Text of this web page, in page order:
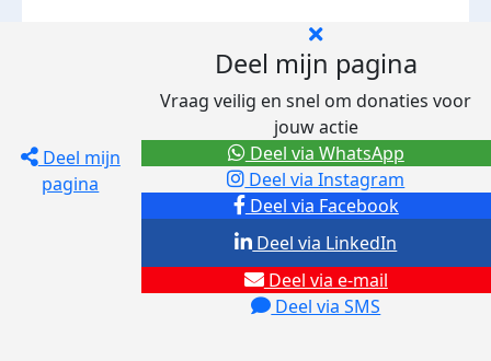
Deel mijn
pagina
Deel mijn pagina
Vraag veilig en snel om donaties voor
jouw actie
Deel via Facebook
Deel via Instagram
Deel via e-mail
Deel via SMS
Deel via LinkedIn
Deel via WhatsApp